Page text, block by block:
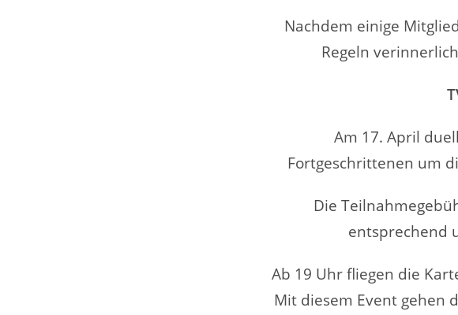
Nachdem einige
Regeln
Am 17. April
Fortgeschrittenen um
Die
entsprechend
Ab 19 Uhr fliegen die
Mit diesem Event gehen